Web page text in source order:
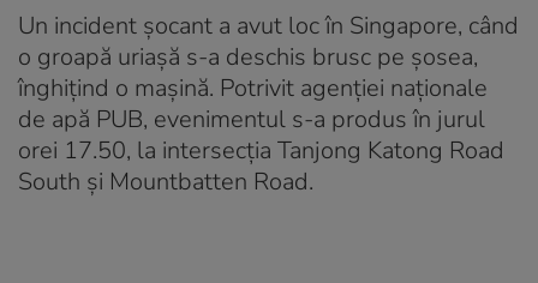
Un incident șocant a avut loc în Singapore, când
o groapă uriașă s-a deschis brusc pe șosea,
înghițind o mașină. Potrivit agenției naționale
de apă PUB, evenimentul s-a produs în jurul
orei 17.50, la intersecția Tanjong Katong Road
South și Mountbatten Road.